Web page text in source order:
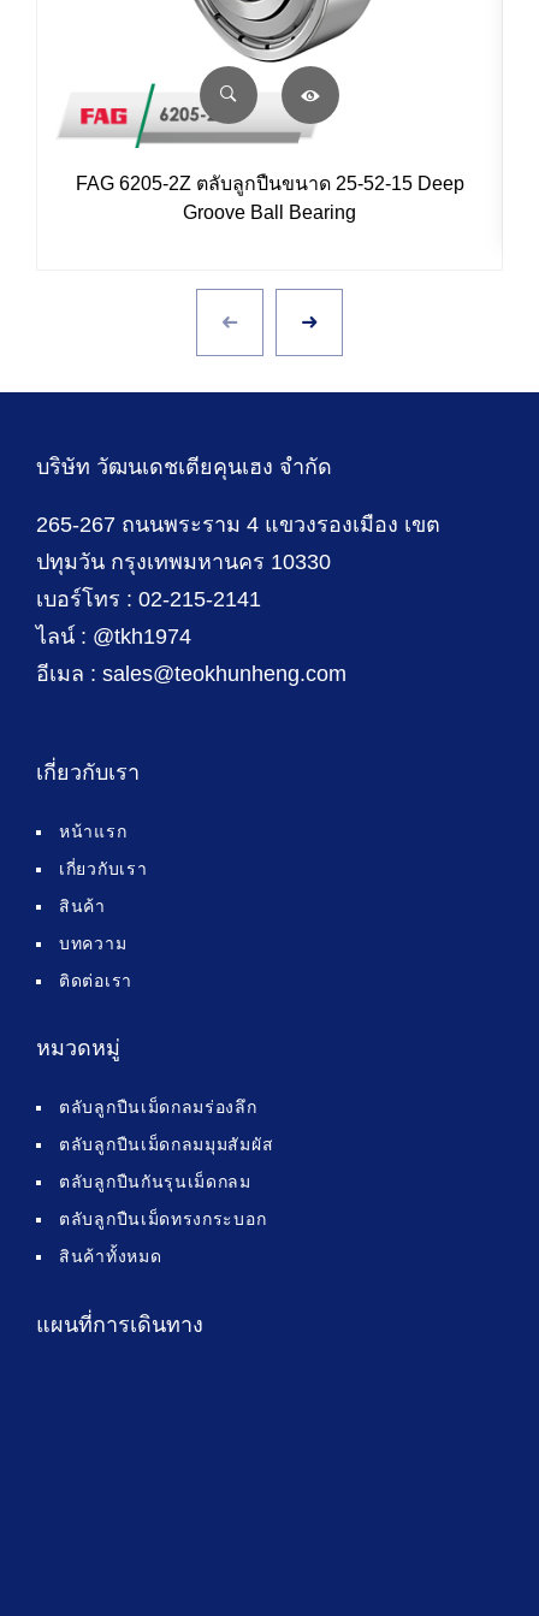
FAG 6205-2Z ตลับลูกปืนขนาด 25-52-15 Deep
Groove Ball Bearing
บริษัท วัฒนเดชเตียคุนเฮง จำกัด
265-267 ถนนพระราม 4 แขวงรองเมือง เขต
ปทุมวัน กรุงเทพมหานคร 10330
เบอร์โทร : 02-215-2141
ไลน์ : @tkh1974
อีเมล : sales@teokhunheng.com
เกี่ยวกับเรา
หน้าแรก
เกี่ยวกับเรา
สินค้า
บทความ
ติดต่อเรา
หมวดหมู่
ตลับลูกปืนเม็ดกลมร่องลึก
ตลับลูกปืนเม็ดกลมมุมสัมผัส
ตลับลูกปืนกันรุนเม็ดกลม
ตลับลูกปืนเม็ดทรงกระบอก
สินค้าทั้งหมด
แผนที่การเดินทาง